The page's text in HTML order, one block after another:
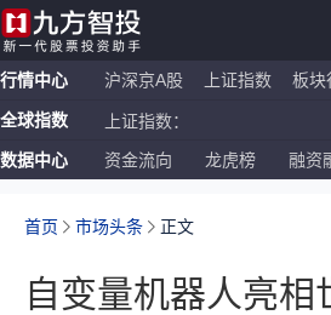
行情中心 沪深京A股 上证指数 板块
全球指数 上证指数：
恒生指数：
数据中心 资金流向 龙虎榜 融资
首页 市场头条 正文
自变量机器人亮